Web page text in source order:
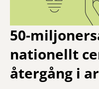
50-
nationellt
återgång i